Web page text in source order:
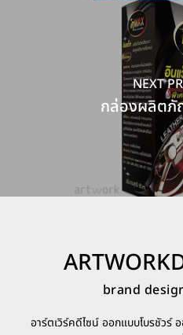
NEXT
กล่องผลิตภั
brand
อาร์ตเวิร์คดีไซน์ ออกแบบโบรชัว